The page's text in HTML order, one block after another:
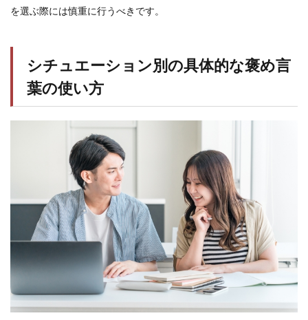
を選ぶ際には慎重に行うべきです。
シチュエーション別の具体的な褒め言
葉の使い方